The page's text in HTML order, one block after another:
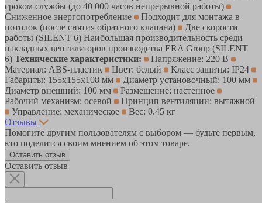
сроком службы (до 40 000 часов непрерывной работы)
Сниженное энергопотребление
Подходит для монтажа в
потолок (после снятия обратного клапана)
Две скорости
работы (SILENT 6) Наибольшая производительность cреди
накладных вентиляторов производства ERA Group (SILENT
6) Технические характеристики:
Напряжение: 220 В
Материал: ABS-пластик
Цвет: белый
Класс защиты: IP24
Габариты: 155х155х108 мм
Диаметр установочный: 100 мм
Диаметр внешний: 100 мм
Размещение: настенное
Рабочий механизм: осевой
Принцип вентиляции: вытяжной
Управление: механическое
Вес: 0.45 кг
Отзывы
Помогите другим пользователям с выбором — будьте первым,
кто поделится своим мнением об этом товаре.
Оставить отзыв
Оставить отзыв